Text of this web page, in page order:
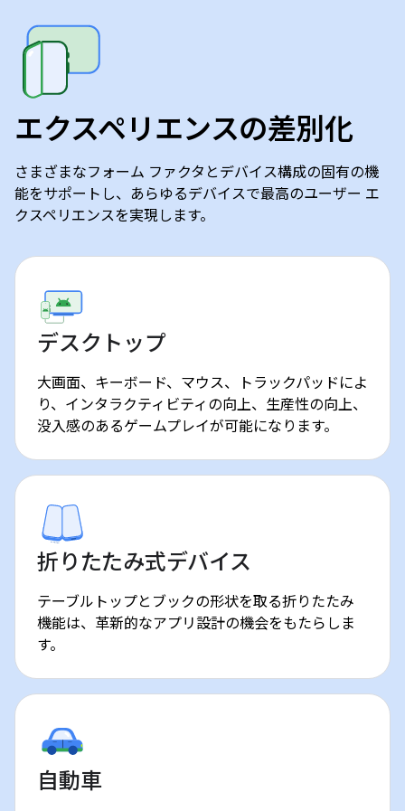
エクスペリエンスの差別化
さまざまなフォーム ファクタとデバイス構成の固有の機
能をサポートし、あらゆるデバイスで最高のユーザー エ
クスペリエンスを実現します。
デスクトップ
大画面、キーボード、マウス、トラックパッドによ
り、インタラクティビティの向上、生産性の向上、
没入感のあるゲームプレイが可能になります。
折りたたみ式デバイス
テーブルトップとブックの形状を取る折りたたみ
機能は、革新的なアプリ設計の機会をもたらしま
す。
自動車